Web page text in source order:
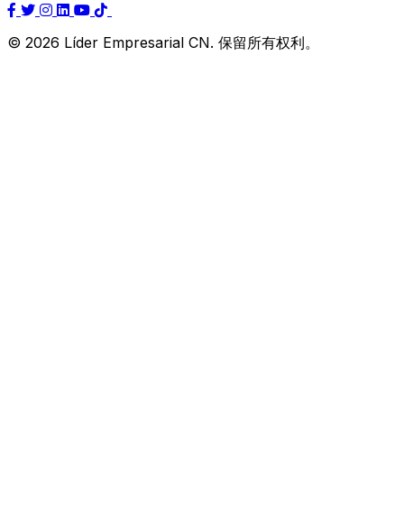
© 2026 Líder Empresarial CN. 保留所有权利。